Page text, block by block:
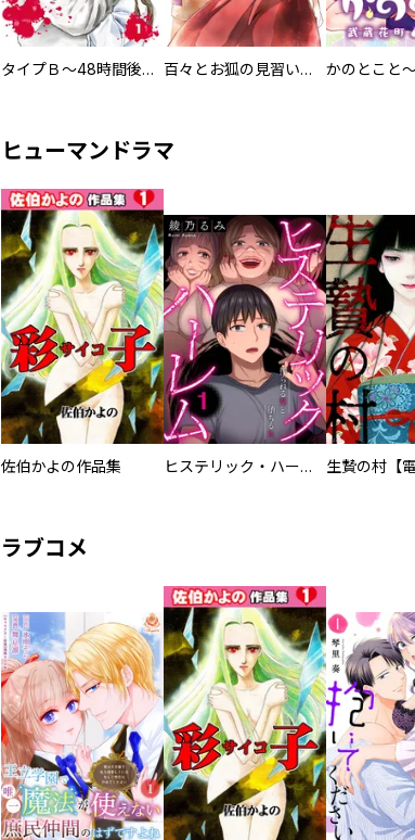
タイプＢ～48時間後、致死率100％～【単話】 百々とお狐の見習い巫女生活【単行本版】
ヒューマンドラマ
佐伯かよの作品集 ヒステリック・ハーレム～搾られる男と堕ちる女～【電子単行本版】
ラブコメ